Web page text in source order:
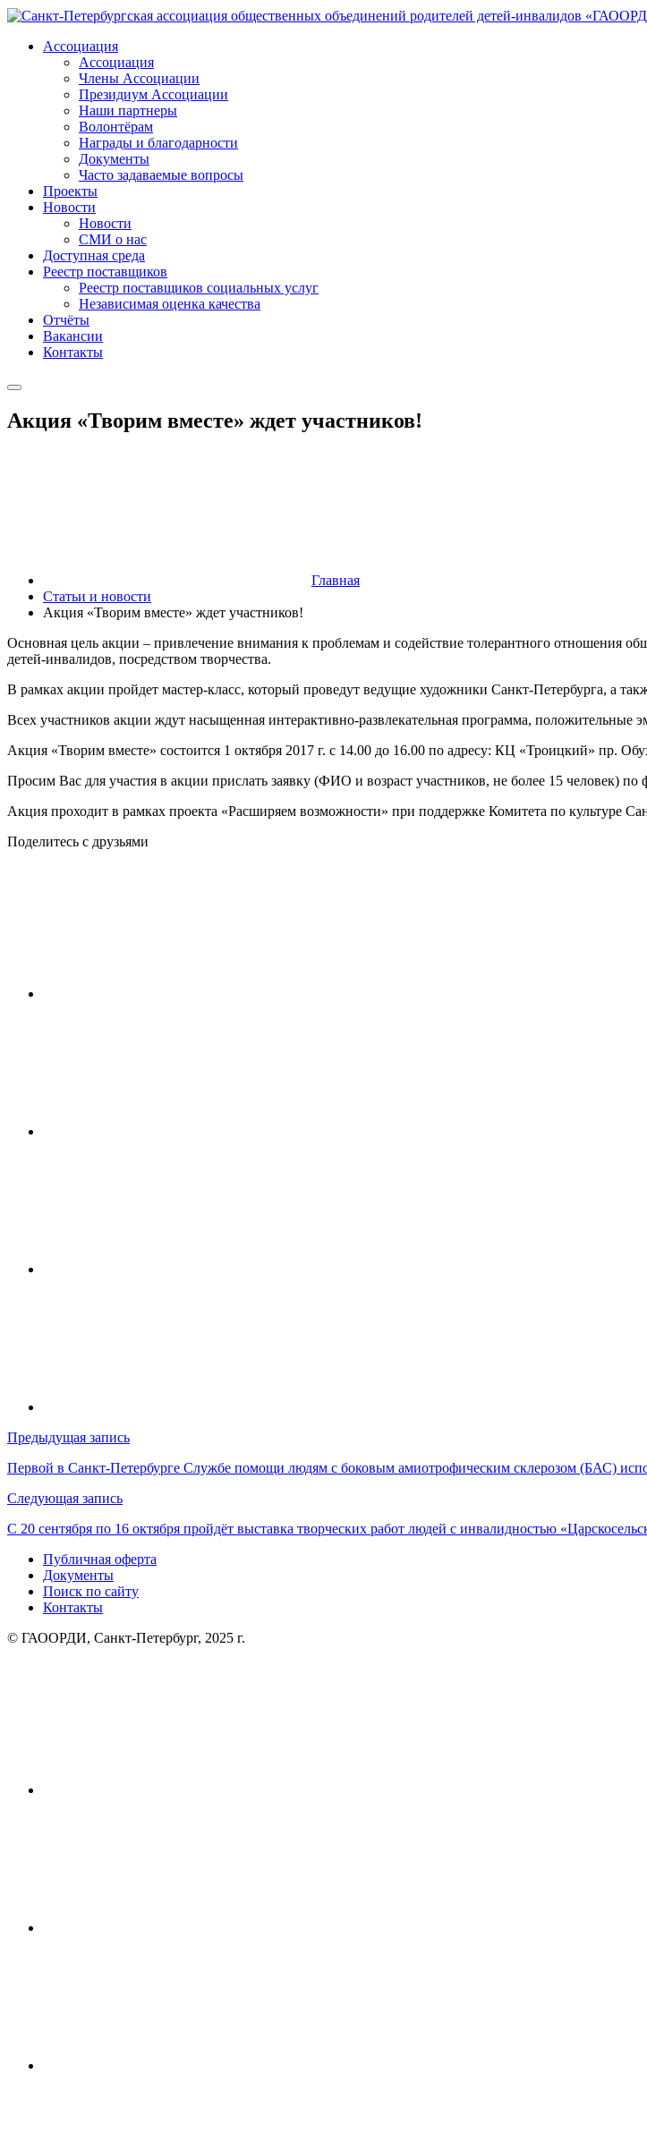
Ассоциация
Ассоциация
Члены Ассоциации
Президиум Ассоциации
Наши партнеры
Волонтёрам
Награды и благодарности
Документы
Часто задаваемые вопросы
Проекты
Новости
Новости
СМИ о нас
Доступная среда
Реестр поставщиков
Реестр поставщиков социальных услуг
Независимая оценка качества
Отчёты
Вакансии
Контакты
Акция «Творим вместе» ждет участников!
Главная
Статьи и новости
Акция «Творим вместе» ждет участников!
Основная цель акции – привлечение внимания к проблемам и содействие толерантного отношения
детей-инвалидов, посредством творчества.
В рамках акции пройдет мастер-класс, который проведут ведущие художники Санкт-Петербурга, а
Всех участников акции ждут насыщенная интерактивно-развлекательная программа, положительные
Акция «Творим вместе» состоится 1 октября 2017 г. с 14.00 до 16.00 по адресу: КЦ «Троицкий» пр.
Просим Вас для участия в акции прислать заявку (ФИО и возраст участников, не более 15 человек)
Акция проходит в рамках проекта «Расширяем возможности» при поддержке Комитета по культуре
Поделитесь с друзьями
Навигация
по
записям
Предыдущая запись
Первой в Санкт-Петербурге Службе помощи людям с боковым амиотрофическим склерозом (БАС)
Следующая запись
С 20 сентября по 16 октября пройдёт выставка творческих работ людей с инвалидностью
Публичная оферта
Документы
Поиск по сайту
Контакты
© ГАООРДИ, Санкт-Петербург, 2025 г.